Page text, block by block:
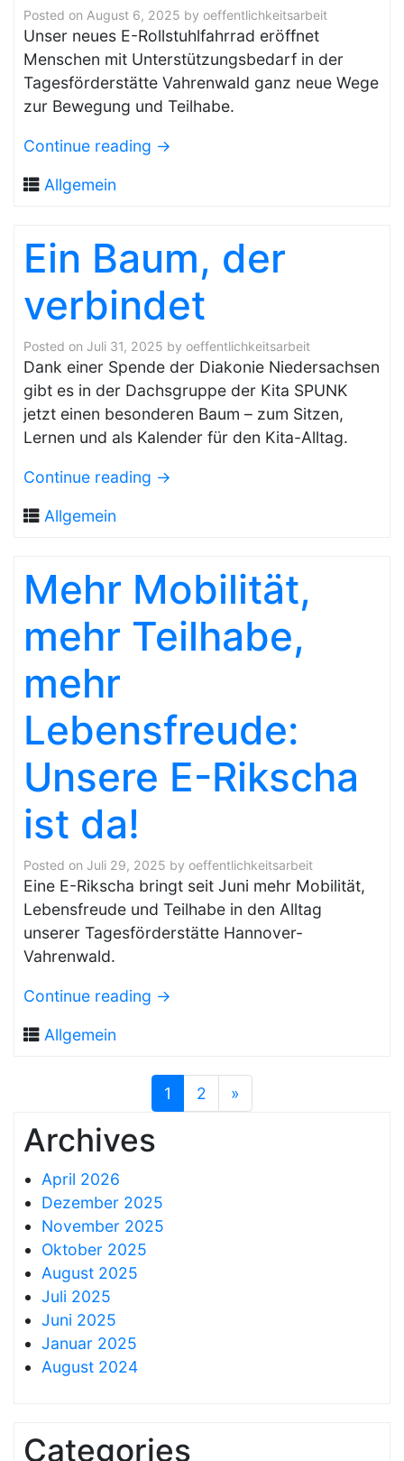
Posted on August 6, 2025 by oeffentlichkeitsarbeit
Unser neues E-Rollstuhlfahrrad eröffnet
Menschen mit Unterstützungsbedarf in der
Tagesförderstätte Vahrenwald ganz neue Wege
zur Bewegung und Teilhabe.
Continue reading →
Allgemein
Ein Baum, der
verbindet
Posted on Juli 31, 2025 by oeffentlichkeitsarbeit
Dank einer Spende der Diakonie Niedersachsen
gibt es in der Dachsgruppe der Kita SPUNK
jetzt einen besonderen Baum – zum Sitzen,
Lernen und als Kalender für den Kita-Alltag.
Continue reading →
Allgemein
Mehr Mobilität,
mehr Teilhabe,
mehr
Lebensfreude:
Unsere E-Rikscha
ist da!
Posted on Juli 29, 2025 by oeffentlichkeitsarbeit
Eine E-Rikscha bringt seit Juni mehr Mobilität,
Lebensfreude und Teilhabe in den Alltag
unserer Tagesförderstätte Hannover-
Vahrenwald.
Continue reading →
Allgemein
1 2 »
Archives
April 2026
Dezember 2025
November 2025
Oktober 2025
August 2025
Juli 2025
Juni 2025
Januar 2025
August 2024
Categories